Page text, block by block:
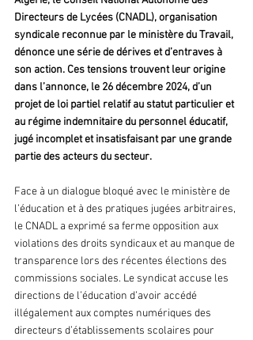
Directeurs de Lycées (CNADL), organisation
syndicale reconnue par le ministère du Travail,
dénonce une série de dérives et d’entraves à
son action. Ces tensions trouvent leur origine
dans l’annonce, le 26 décembre 2024, d’un
projet de loi partiel relatif au statut particulier et
au régime indemnitaire du personnel éducatif,
jugé incomplet et insatisfaisant par une grande
partie des acteurs du secteur.
Face à un dialogue bloqué avec le ministère de
l’éducation et à des pratiques jugées arbitraires,
le CNADL a exprimé sa ferme opposition aux
violations des droits syndicaux et au manque de
transparence lors des récentes élections des
commissions sociales. Le syndicat accuse les
directions de l’éducation d’avoir accédé
illégalement aux comptes numériques des
directeurs d’établissements scolaires pour